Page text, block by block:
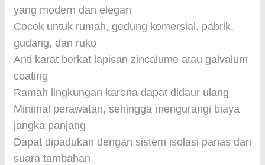
yang modern dan elegan
Cocok untuk rumah, gedung komersial, pabrik,
gudang, dan ruko
Anti karat berkat lapisan zincalume atau galvalum
coating
Ramah lingkungan karena dapat didaur ulang
Minimal perawatan, sehingga mengurangi biaya
jangka panjang
Dapat dipadukan dengan sistem isolasi panas dan
suara tambahan